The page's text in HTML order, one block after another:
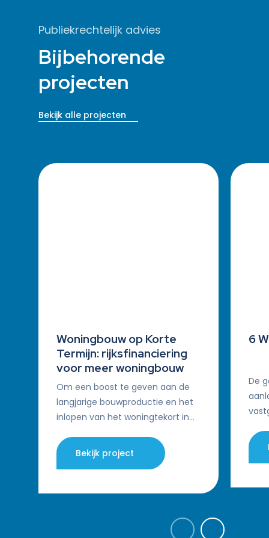
Publiekrechtelijk advies
Bijbehorende
projecten
Bekijk alle projecten
Woningbouw op Korte
Termijn: rijksfinanciering
voor meer woningbouw
Om een boost te geven aan de
langjarige bouwproductie en het
inlopen van het woningtekort in
heel Nederland heeft het
ministerie van Binnenlandse…
Bekijk project
6
De
met